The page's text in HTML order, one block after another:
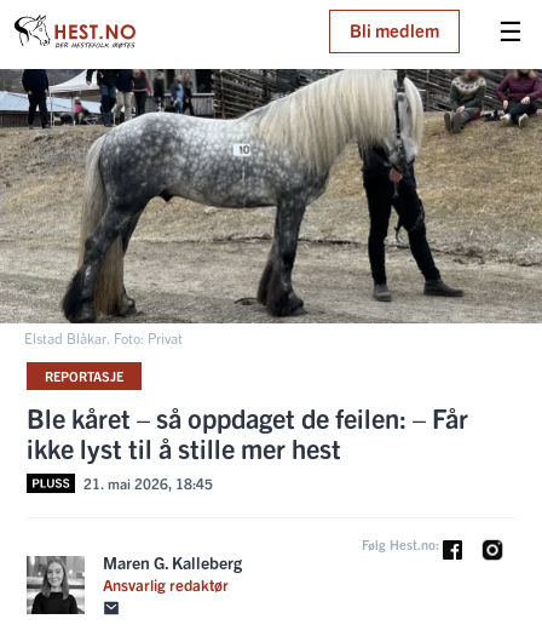
☰
Bli medlem
Elstad Blåkar. Foto: Privat
REPORTASJE
Ble kåret – så oppdaget de feilen: – Får
ikke lyst til å stille mer hest
21. mai 2026, 18:45
Maren G. Kalleberg
Ansvarlig redaktør
Følg Hest.no: